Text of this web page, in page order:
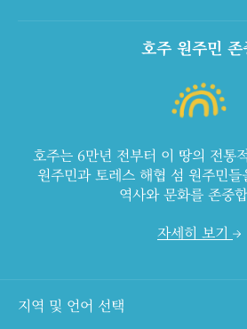
호주 원주민 존
호주는 6만년 전부터 이 땅의 전통
원주민과 토레스 해협 섬 원주민
역사와 문화를 존중
자세히 보기
지역 및 언어 선택